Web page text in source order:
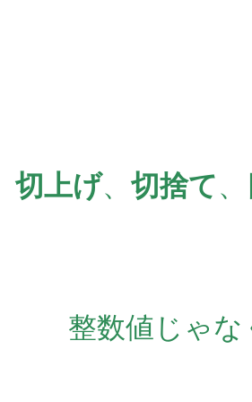
切上げ、 切捨て、
整数値じゃ